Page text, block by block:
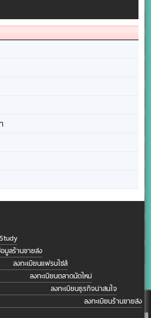
มูลร้านขายส่ง
ลงทะเบียนแฟรนไชส์
ลงทะเบียนตลาดนัดใหม่
ลงทะเบียนธุรกิจน่าสนใจ
ลงทะเบียนร้านขายส่ง